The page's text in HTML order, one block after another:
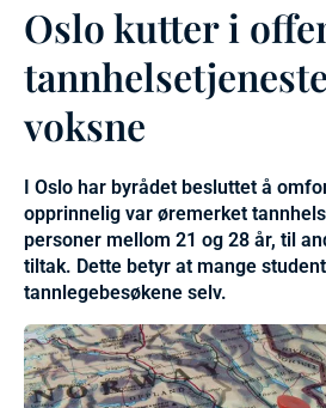
Oslo kutter i
voksne
I Oslo har byrådet besluttet å
opprinnelig var øremerket
personer mellom 21 og 28 år, til
tiltak. Dette betyr at mange
tannlegebesøkene selv.